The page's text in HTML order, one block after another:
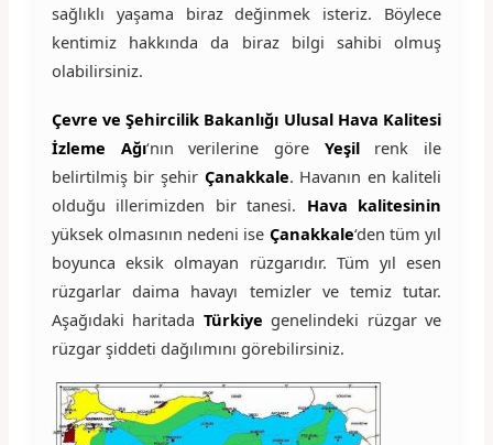
sağlıklı yaşama biraz değinmek isteriz. Böylece
kentimiz hakkında da biraz bilgi sahibi olmuş
olabilirsiniz.
Çevre ve Şehircilik Bakanlığı Ulusal Hava Kalitesi
İzleme Ağı‘nın verilerine göre Yeşilrenk ile
belirtilmiş bir şehir Çanakkale. Havanın en kaliteli
olduğu illerimizden bir tanesi. Hava kalitesinin
yüksek olmasının nedeni ise Çanakkale‘den tüm yıl
boyunca eksik olmayan rüzgarıdır. Tüm yıl esen
rüzgarlar daima havayı temizler ve temiz tutar.
Aşağıdaki haritada Türkiye genelindeki rüzgar ve
rüzgar şiddeti dağılımını görebilirsiniz.